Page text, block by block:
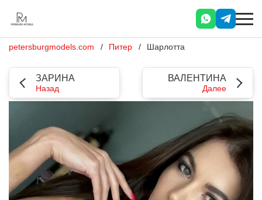
petersburgmodels.com Питер Шарлотта
ЗАРИНА
Назад
ВАЛЕНТИНА
Далее